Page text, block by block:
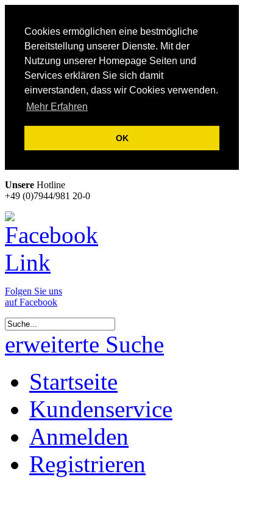
Cookies ermöglichen eine bestmögliche
Bereitstellung unserer Dienste. Mit der
Nutzung unserer Homepage Seiten und
Services erklären Sie sich damit
einverstanden, dass wir Cookies verwenden.
Mehr Erfahren
OK
Unsere Hotline
+49 (0)7944/981 20-0
Folgen Sie uns
auf Facebook
erweiterte Suche
Startseite
Kundenservice
Anmelden
Registrieren